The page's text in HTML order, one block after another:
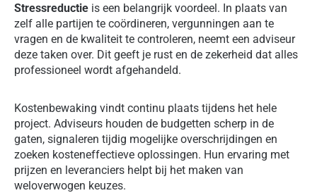
Stressreductie is een belangrijk voordeel. In plaats van
zelf alle partijen te coördineren, vergunningen aan te
vragen en de kwaliteit te controleren, neemt een adviseur
deze taken over. Dit geeft je rust en de zekerheid dat alles
professioneel wordt afgehandeld.
Kostenbewaking vindt continu plaats tijdens het hele
project. Adviseurs houden de budgetten scherp in de
gaten, signaleren tijdig mogelijke overschrijdingen en
zoeken kosteneffectieve oplossingen. Hun ervaring met
prijzen en leveranciers helpt bij het maken van
weloverwogen keuzes.